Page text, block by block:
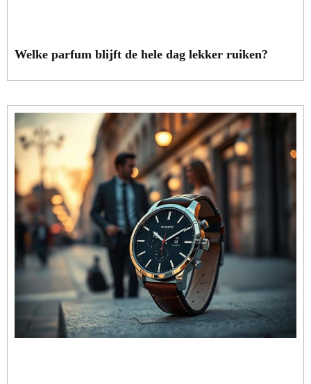
Welke parfum blijft de hele dag lekker ruiken?